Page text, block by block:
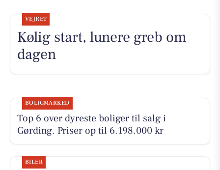
VEJRET
Kølig start, lunere greb om
dagen
BOLIGMARKED
Top 6 over dyreste boliger til salg i
Gørding. Priser op til 6.198.000 kr
BILER